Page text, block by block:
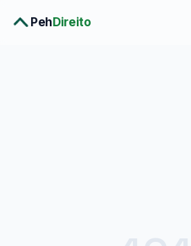
PehDireito